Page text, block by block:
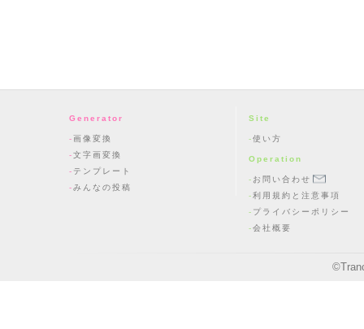
Generator
画像変換
文字画変換
テンプレート
みんなの投稿
Site
使い方
Operation
お問い合わせ
利用規約と注意事項
プライバシーポリシー
会社概要
©